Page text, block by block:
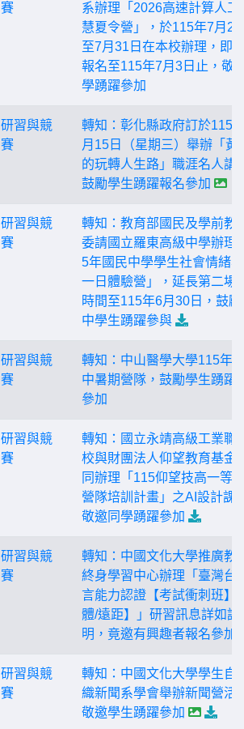
賽
系辦理「2026高速計算人工
慧夏令營」，於115年7月28
至7月31日在本校辦理，即
報名至115年7月3日止，敬
學踴躍參加
研習與競
賽
轉知：彰化縣政府訂於115
月15日（星期三）舉辦「黃
的玩轉人生路」職涯名人講
鼓勵學生踴躍報名參加
研習與競
賽
轉知：教育部國民及學前教
委請國立羅東高級中學辦理
5年國民中學學生社會情緒
一日體驗營」，延長第二場
時間至115年6月30日，鼓勵
中學生踴躍參與
研習與競
賽
轉知：中山醫學大學115年
中暑期營隊，鼓勵學生踴躍
參加
研習與競
賽
轉知：國立永靖高級工業職
校與財團法人仰望教育基金
同辦理「115仰望技高一等
營隊培訓計畫」之AI設計課
敬邀同學踴躍參加
研習與競
賽
轉知：中國文化大學推廣教
終身學習中心辦理「臺灣台
言能力認證【考試衝刺班】
體/遠距】」研習訊息詳如說
明，竟邀有興趣者報名參加
研習與競
賽
轉知：中國文化大學學生自
織新聞系學會舉辦新聞營活
敬邀學生踴躍參加